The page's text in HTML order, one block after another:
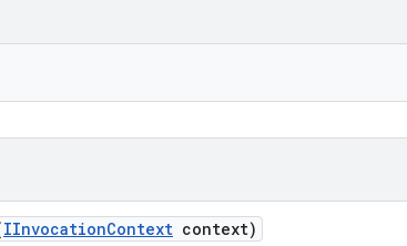
IInvocationContext context)